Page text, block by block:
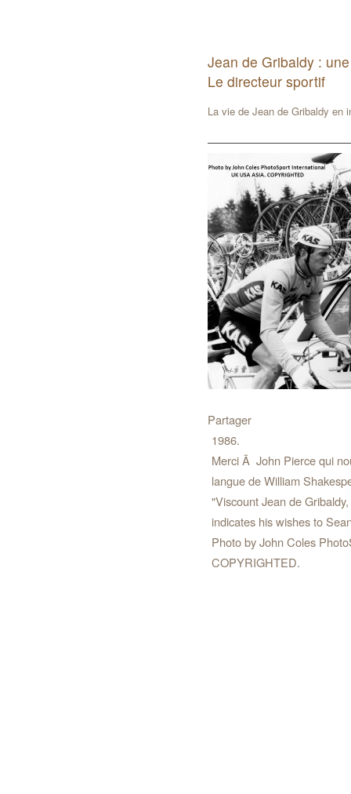
Jean de Gribaldy :
Le directeur sportif
La vie de Jean de Gribaldy en
Partager
1986.
Merci Ã John Pierce qui
langue de William
"Viscount Jean de
indicates his wishes to
Photo by John Coles
COPYRIGHTED.